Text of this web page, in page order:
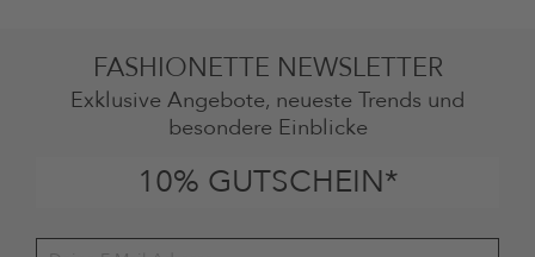
FASHIONETTE NEWSLETTER
Exklusive Angebote, neueste Trends und
besondere Einblicke
10% GUTSCHEIN*